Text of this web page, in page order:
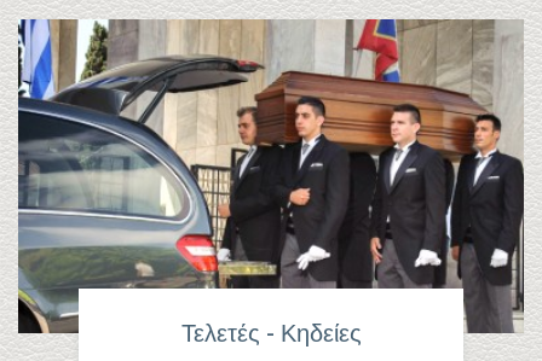
Τελετές - Κηδείες